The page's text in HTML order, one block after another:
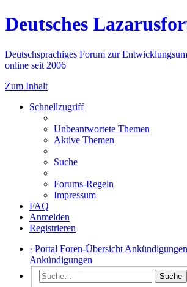
Deutsches
Deutschsprachiges Forum zur
online seit 2006
Zum Inhalt
Schnellzugriff
Unbeantwortete Themen
Aktive Themen
Suche
Forums-Regeln
Impressum
FAQ
Anmelden
Registrieren
· Portal Foren-Übersicht
Ankündigungen
Suche